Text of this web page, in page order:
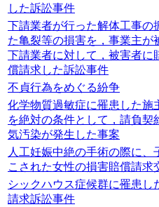
した訴訟事件
下請業者が行った解体工事の
た亀裂等の損害を，事業主
下請業者に対して，被害者に
償請求した訴訟事件
不貞行為をめぐる紛争
化学物質過敏症に罹患した施
を絶対の条件として，請負
気汚染が発生した事案
人工妊娠中絶の手術の際に
こされた女性の損害賠償請求
シックハウス症候群に罹患
請求訴訟事件